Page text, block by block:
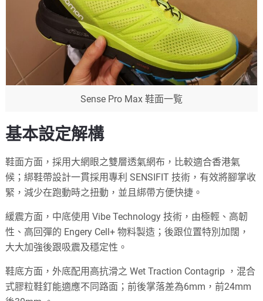
Sense Pro Max 鞋面一覧
基本設定解構
鞋面方面，採用大網眼之雙層透氣網布，比較適合香港氣
候；綁鞋帶設計一貫採用專利 SENSIFIT 技術，有效將腳掌收
緊，減少在跑動時之扭動，並且綁帶方便快捷。
緩震方面，中底使用 Vibe Technology 技術，由極輕、高韌
性、高回彈的 Engery Cell+ 物料製造；後跟位置特別加闊，
大大加強後跟吸震及穩定性。
鞋底方面，外底配用高抗滑之 Wet Traction Contagrip ，混合
式膠粒鞋釘能適應不同路面；前後掌落差為6mm，前24mm